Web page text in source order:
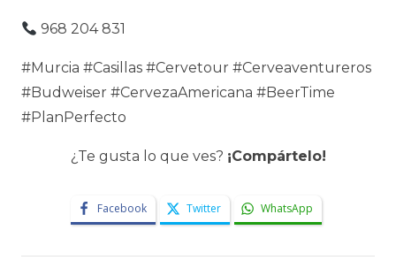
968 204 831
#Murcia #Casillas #Cervetour #Cerveaventureros
#Budweiser #CervezaAmericana #BeerTime
#PlanPerfecto
¿Te gusta lo que ves? ¡Compártelo!
Facebook Twitter WhatsApp